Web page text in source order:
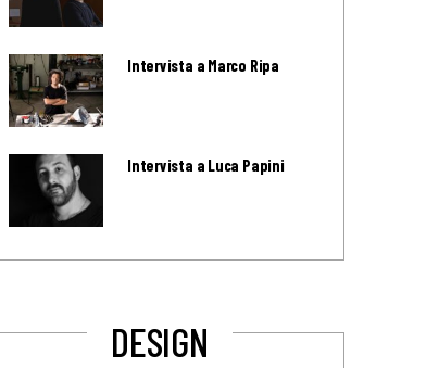
Intervista a Marco Ripa
Intervista a Luca Papini
DESIGN